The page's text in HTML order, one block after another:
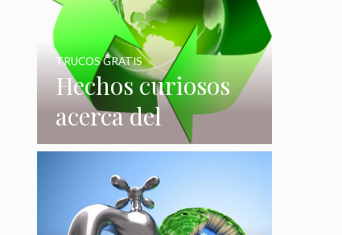
Hechos curiosos
acerca del
reciclaje que
quizás no
conocías
TRUCOS GRATIS